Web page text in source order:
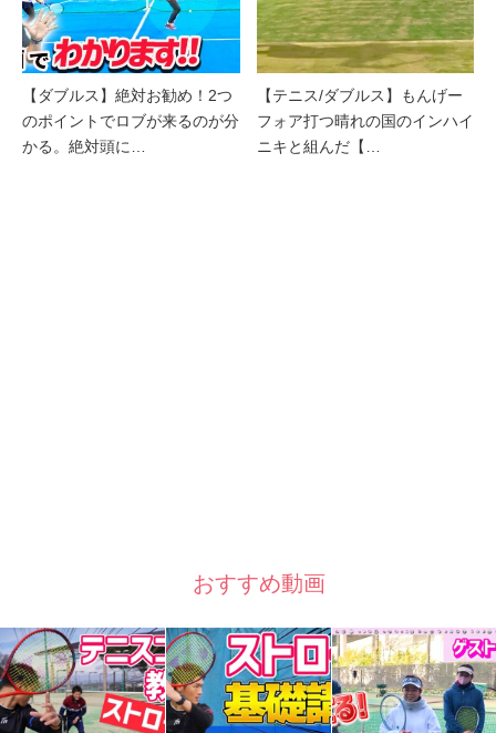
【ダブルス】絶対お勧め！2つ
のポイントでロブが来るのが分
かる。絶対頭に…
【テニス/ダブルス】もんげー
フォア打つ晴れの国のインハイ
ニキと組んだ【…
おすすめ動画